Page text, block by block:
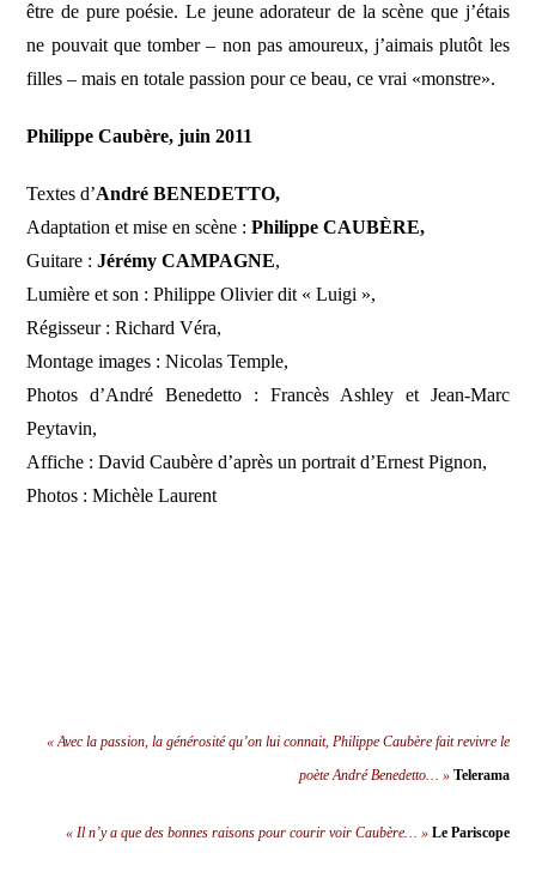
être de pure poésie. Le jeune adorateur de la scène que j’étais
ne pouvait que tomber – non pas amoureux, j’aimais plutôt les
filles – mais en totale passion pour ce beau, ce vrai «monstre».
Philippe Caubère, juin 2011
Textes d’André BENEDETTO,
Adaptation et mise en scène :Philippe CAUBÈRE,
Guitare :Jérémy CAMPAGNE,
Lumière et son : Philippe Olivier dit « Luigi »,
Régisseur : Richard Véra,
Montage images : Nicolas Temple,
Photos d’André Benedetto : Francès Ashley et Jean-Marc
Peytavin,
Affiche : David Caubère d’après un portrait d’Ernest Pignon,
Photos : Michèle Laurent
« Avec la passion, la générosité qu’on lui connait, Philippe Caubère fait revivre le
poète André Benedetto… » Telerama
« Il n’y a que des bonnes raisons pour courir voir Caubère… » Le Pariscope